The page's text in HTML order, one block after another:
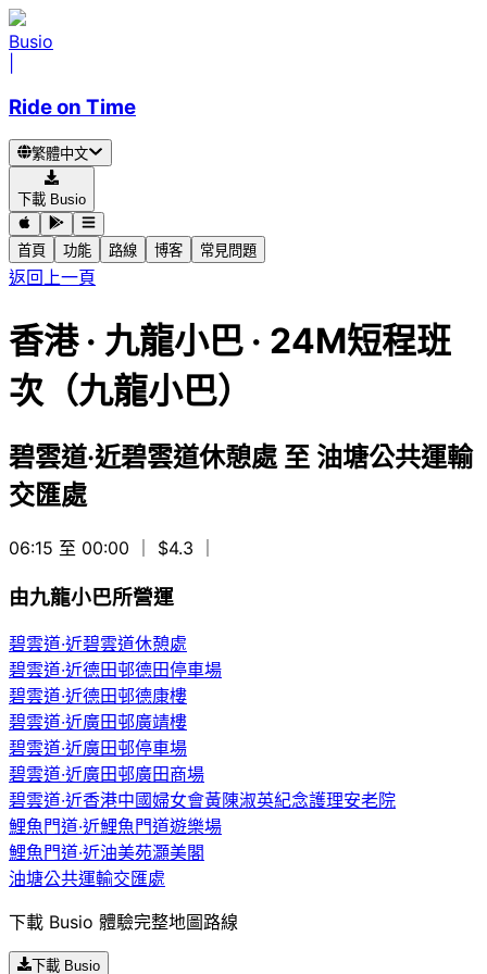
Busio
Ride on Time
繁體中文
下載 Busio
首頁 功能 路線 博客 常見問題
返回上一頁
香港· 九龍小巴 · 24M短程班
次（九龍小巴）
碧雲道·近碧雲道休憩處 至 油塘公共運輸
交匯處
06:15 至 00:00 ｜ $4.3
由九龍小巴所營運
碧雲道·近碧雲道休憩處
碧雲道·近德田邨德田停車場
碧雲道·近德田邨德康樓
碧雲道·近廣田邨廣靖樓
碧雲道·近廣田邨停車場
碧雲道·近廣田邨廣田商場
碧雲道·近香港中國婦女會黃陳淑英紀念護理安老院
鯉魚門道·近鯉魚門道遊樂場
鯉魚門道·近油美苑灝美閣
油塘公共運輸交匯處
下載 Busio 體驗完整地圖路線
下載 Busio